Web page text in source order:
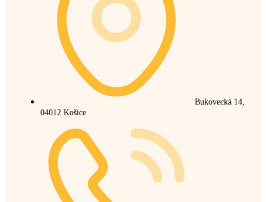
Bukovecká 14,
04012 Košice